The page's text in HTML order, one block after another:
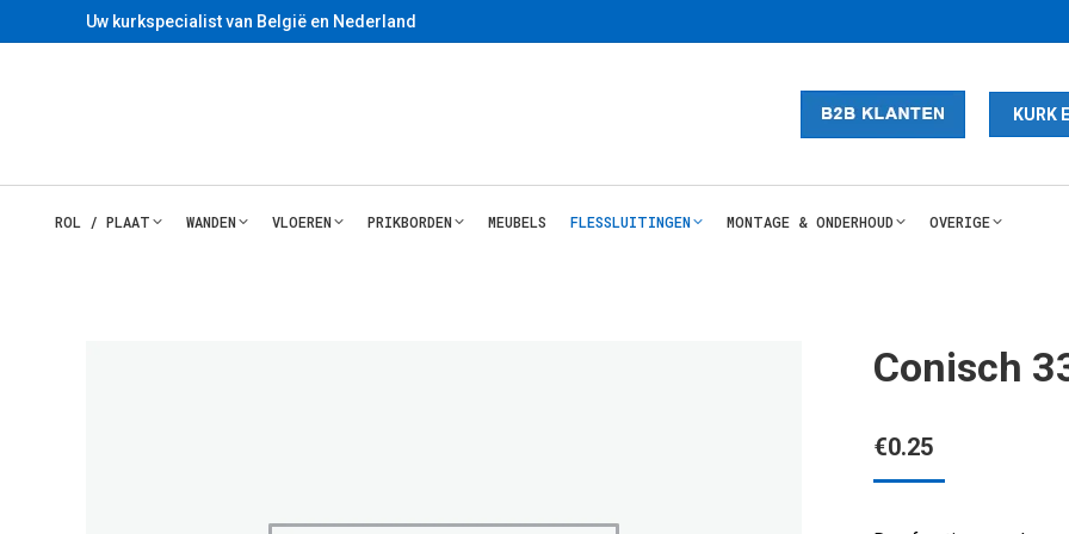
Uw kurkspecialist van België en Nederland
KURK
ROL / PLAAT WANDEN VLOEREN PRIKBORDEN MEUBELS FLESSLUITINGEN MONTAGE & ONDERHOUD OVERIGE
Conisch
€0.25